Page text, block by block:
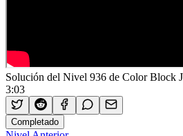
Solución del Nivel 936 de Color Block
3:03
Completado